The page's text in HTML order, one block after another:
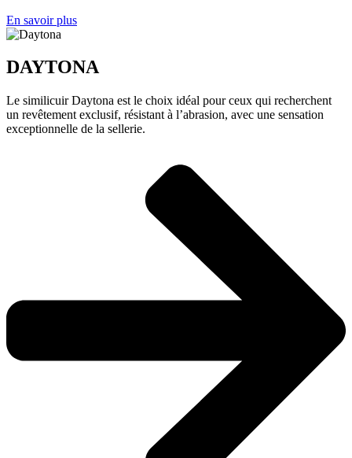
En savoir plus
DAYTONA
Le similicuir Daytona est le choix idéal pour ceux qui recherchent
un revêtement exclusif, résistant à l’abrasion, avec une sensation
exceptionnelle de la sellerie.